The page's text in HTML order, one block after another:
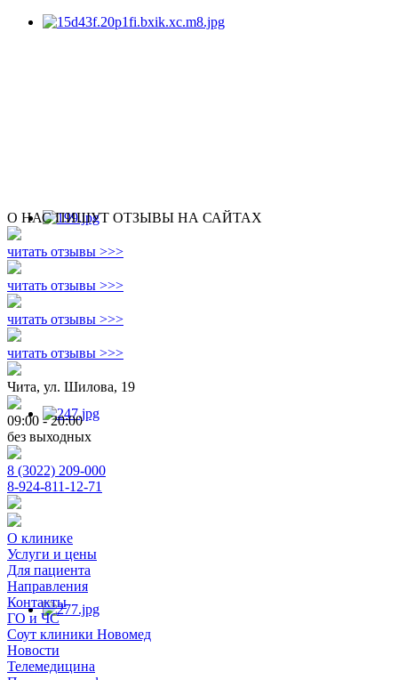
О НАС ПИШУТ ОТЗЫВЫ НА САЙТАХ
читать отзывы >>>
читать отзывы >>>
читать отзывы >>>
читать отзывы >>>
Чита, ул. Шилова, 19
09:00 - 20:00
без выходных
8 (3022) 209-000
8-924-811-12-71
О клинике
Услуги и цены
Для пациента
Направления
Контакты
ГО и ЧС
Соут клиники Новомед
Новости
Телемедицина